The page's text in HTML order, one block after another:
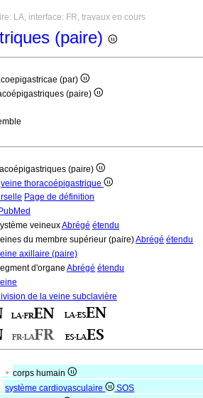
LA, interface: FR, travaux en cours
(paire)
(par)
(paire)
(paire)
veine thoracoépigastrique
Page de définition
PubMed
veineuxAbrégé étendu
du membre supérieur (paire)Abrégé étendu
axillaire (paire)
d'organe Abrégé étendu
de la veine subclavière
corps humain
système cardiovasculaire
SOS